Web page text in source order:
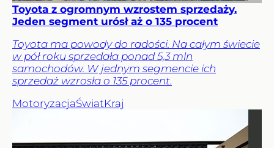
Toyota z ogromnym wzrostem sprzedaży.
Jeden segment urósł aż o 135 procent
Toyota ma powody do radości. Na całym świecie
w pół roku sprzedała ponad 5,3 mln
samochodów. W jednym segmencie ich
sprzedaż wzrosła o 135 procent.
MotoryzacjaŚwiatKraj